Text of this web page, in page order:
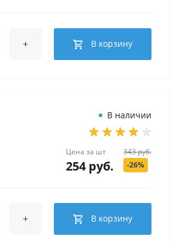
+ В корзину
В наличии
Цена за шт
254 руб.
343 руб.
-26%
+ В корзину